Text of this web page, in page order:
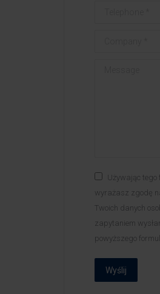
Używając
wyrażasz zgodę
Twoich danych
zapytaniem
powyższego
Wyślij